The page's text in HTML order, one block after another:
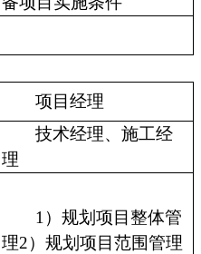
项目经理
技术经理、施工经
理
1）规划项目整体管
理2）规划项目范围管理